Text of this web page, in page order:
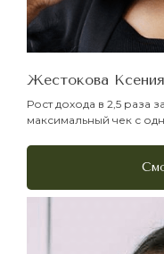
Жестокова Ксения
Рост дохода в 2,5 раза
максимальный чек с